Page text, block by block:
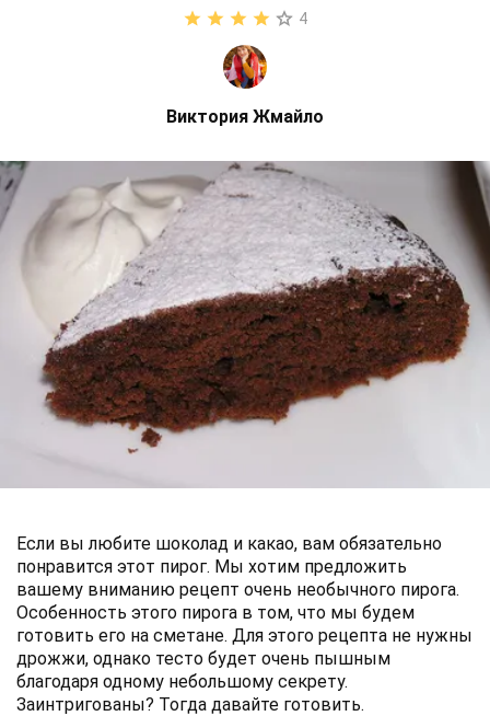
4
Виктория Жмайло
Если вы любите шоколад и какао, вам обязательно
понравится этот пирог. Мы хотим предложить
вашему вниманию рецепт очень необычного пирога.
Особенность этого пирога в том, что мы будем
готовить его на сметане. Для этого рецепта не нужны
дрожжи, однако тесто будет очень пышным
благодаря одному небольшому секрету.
Заинтригованы? Тогда давайте готовить.